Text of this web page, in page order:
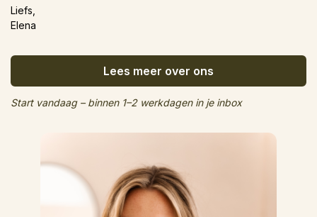
Liefs,
Elena
Lees meer over ons
Start vandaag – binnen 1–2 werkdagen in je inbox